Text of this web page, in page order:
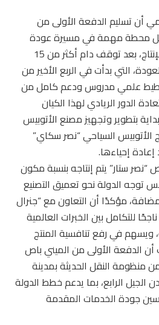
أن تسليم الدفعة الأولى من
محطة مهمة في مسيرة عودة
شركة النصر للسيارات إلى الإنتاج، بعد توقف دام أكثر من 15
التي بدأت في الربع الأخير من
تخطيط علمي مدروس ودعم كامل من
الدور الريادي لهذا الكيان
بتطوير وتجهيز مصنع الأتوبيس
الأتوبيس السياحي “نصر سكاي”
إحياءها.
“نصر ستار” يتم إنتاجه بنسبة مكون
بما يعكس توجه الدولة نحو تعميق التصنيع
مؤكدًا أن التعاون مع “جنرال
للتكامل بين الخبرات العالمية
ويسهم في رفع تنافسية المنتج
الدفعة الأولى من الميني باص
منظومة النقل الحديثة بمدينة
الجيل الرابع، بما يدعم خطط الدولة
جودة الخدمات المقدمة